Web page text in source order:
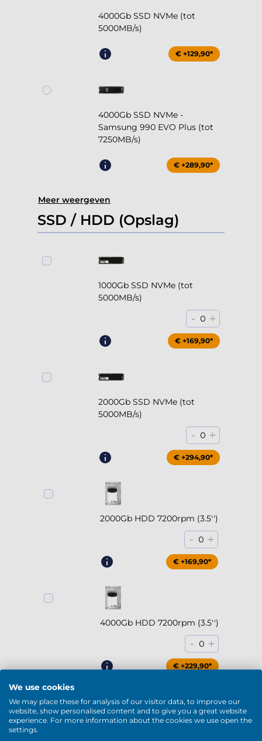
4000Gb SSD NVMe (tot
5000MB/s)
€ +129,90*
4000Gb SSD NVMe -
Samsung 990 EVO Plus (tot
7250MB/s)
€ +289,90*
Meer weergeven
SSD / HDD (Opslag)
1000Gb SSD NVMe (tot
5000MB/s)
- 0 +
€ +169,90*
2000Gb SSD NVMe (tot
5000MB/s)
- 0 +
€ +294,90*
2000Gb HDD 7200rpm (3.5'')
- 0 +
€ +169,90*
4000Gb HDD 7200rpm (3.5'')
- 0 +
€ +229,90*
Meer weergeven
DVD / Blu-Ray
We use cookies
We may place these for analysis of our visitor data, to improve our
website, show personalised content and to give you a great website
experience. For more information about the cookies we use open the
settings.